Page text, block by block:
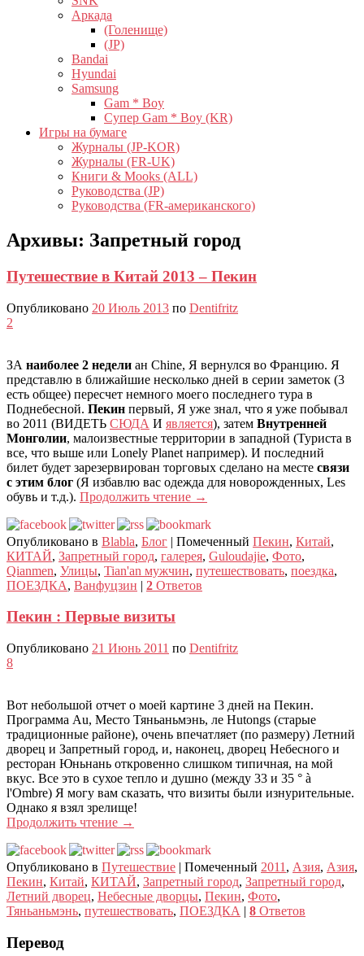
Аркада
(Голенище)
(JP)
Bandai
Hyundai
Samsung
Gam * Boy
Супер Gam * Boy (KR)
Игры на бумаге
Журналы (JP-KOR)
Журналы (FR-UK)
Книги & Mooks (ALL)
Руководства (JP)
Руководства (FR-американского)
Архивы: Запретный город
Путешествие в Китай 2013 – Пекин
Опубликовано 20 Июль 2013 по Dentifritz
2
ЗА наиболее 2 недели ан Chine, Я вернулся во Францию. Я
представлю в ближайшие несколько дней в серии заметок (3
есть общее) пересчет немного моего последнего тура в
Поднебесной. Пекин первый, Я уже знал, что я уже побывал
во 2011 (ВИДЕТЬ СЮДА И является), затем Внутренней
Монголии, малоизвестные территории в западной (Туриста в
все, что выше или Lonely Planet например). И последний
билет будет зарезервирован торговых сделано на месте связи
с этим блог (Я избавлю вас одежда для новорожденных, Les
обувь и т.д.). Продолжить чтение →
Опубликовано в Blabla, Блог | Помеченный Пекин, Китай,
КИТАЙ, Запретный город, галерея, Guloudajie, Фото,
Qianmen, Улицы, Tian'an мужчин, путешествовать, поездка,
ПОЕЗДКА, Ванфуцзин | 2 Ответов
Пекин : Первые визиты
Опубликовано 21 Июнь 2011 по Dentifritz
8
Вот небольшой отчет о моей картине 3 дней на Пекин.
Программа Au, Место Тяньаньмэнь, ле Hutongs (старые
традиционные районе), очень впечатляет (по размеру) Летний
дворец и Запретный город, и, наконец, дворец Небесного и
ресторан Юньнань откровенно слишком типичная, на мой
вкус. Все это в сухое тепло и душно (между 33 и 35 ° à
l'Ombre) Я могу вам сказать, что визиты были изнурительные.
Однако я взял зрелище!
Продолжить чтение →
Опубликовано в Путешествие | Помеченный 2011 , Азия, Азия,
Пекин, Китай, КИТАЙ, Запретный город, Запретный город,
Летний дворец, Небесные дворцы, Пекин, Фото,
Тяньаньмэнь, путешествовать, ПОЕЗДКА | 8 Ответов
Перевод